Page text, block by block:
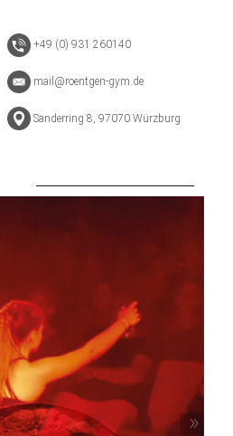
+49 (0) 931 260140
mail@roentgen-gym.de
Sanderring 8, 97070 Würzburg
»